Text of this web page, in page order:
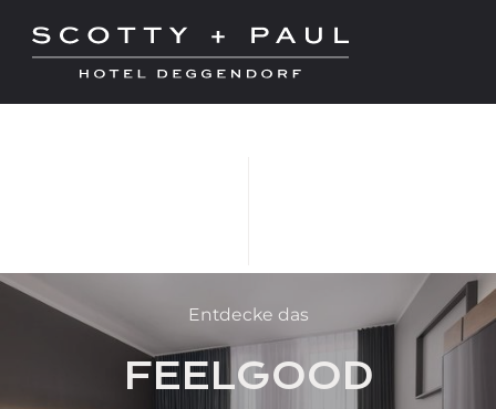
Entdecke das
FEELGOOD